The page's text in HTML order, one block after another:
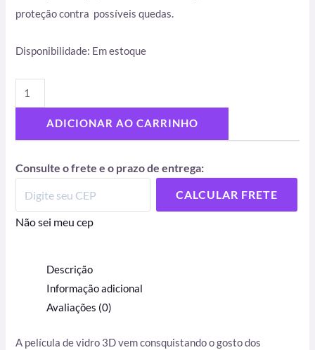
proteção contra possíveis quedas.
Disponibilidade: Em estoque
ADICIONAR AO CARRINHO
Consulte o frete e o prazo de entrega:
CALCULAR FRETE
Não sei meu cep
Descrição
Informação adicional
Avaliações (0)
A película de vidro 3D vem consquistando o gosto dos